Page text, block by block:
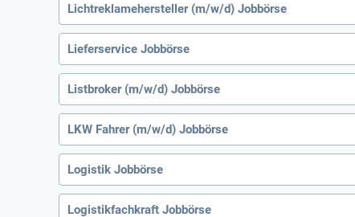
Lichtreklamehersteller (m/w/d) Jobbörse
Lieferservice Jobbörse
Listbroker (m/w/d) Jobbörse
LKW Fahrer (m/w/d) Jobbörse
Logistik Jobbörse
Logistikfachkraft Jobbörse